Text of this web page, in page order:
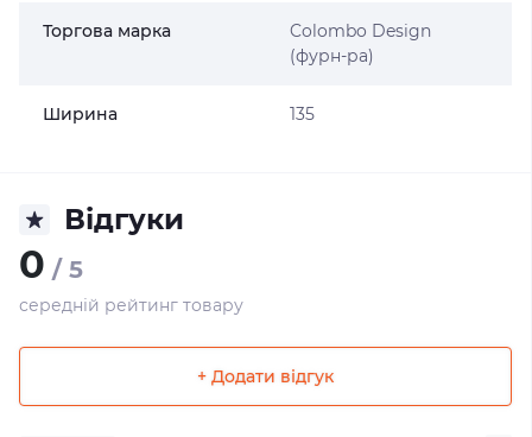
Торгова марка
Colombo Design
(фурн-ра)
Ширина 135
Відгуки
0 / 5
середній рейтинг товару
+ Додати відгук